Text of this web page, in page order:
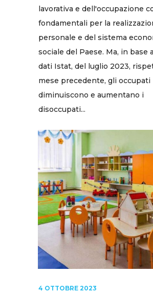
lavorativa e dell'occupazione
fondamentali per la
personale e del sistema
sociale del Paese. Ma, in base
dati Istat, del luglio 2023,
mese precedente, gli occupati
diminuiscono e aumentano i
disoccupati...
4 OTTOBRE 2023